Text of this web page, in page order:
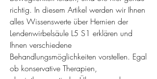
richtig. In diesem Artikel werden wir Ihnen
alles Wissenswerte über Hernien der
Lendenwirbelsäule L5 S1 erklären und
Ihnen verschiedene
Behandlungsmöglichkeiten vorstellen. Egal
ob konservative Therapien,